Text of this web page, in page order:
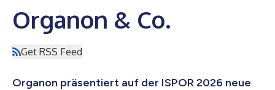
Organon & Co.
Get RSS Feed
Organon präsentiert auf der ISPOR 2026 neue